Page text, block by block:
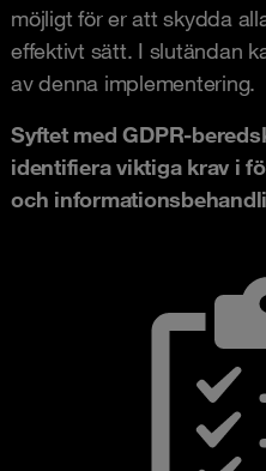
möjligt för er att skydda
effektivt sätt. I slutändan
av denna implementering.
Syftet med GDPR-
identifiera viktiga krav i
och